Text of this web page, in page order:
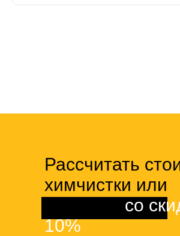
Рассчитать
химчистки или
со
10%